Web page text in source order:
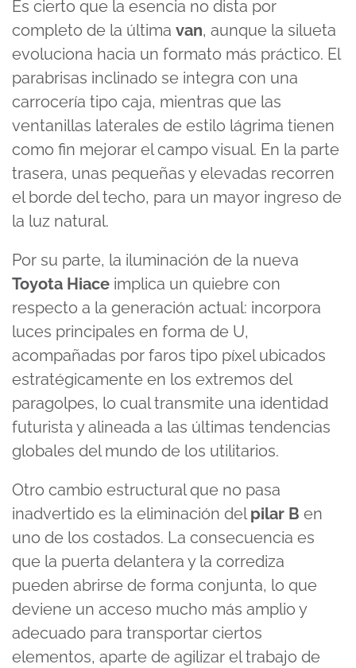
Es cierto que la esencia no dista por
completo de la última van, aunque la silueta
evoluciona hacia un formato más práctico. El
parabrisas inclinado se integra con una
carrocería tipo caja, mientras que las
ventanillas laterales de estilo lágrima tienen
como fin mejorar el campo visual. En la parte
trasera, unas pequeñas y elevadas recorren
el borde del techo, para un mayor ingreso de
la luz natural.
Por su parte, la iluminación de la nueva
Toyota Hiace implica un quiebre con
respecto a la generación actual: incorpora
luces principales en forma de U,
acompañadas por faros tipo píxel ubicados
estratégicamente en los extremos del
paragolpes, lo cual transmite una identidad
futurista y alineada a las últimas tendencias
globales del mundo de los utilitarios.
Otro cambio estructural que no pasa
inadvertido es la eliminación delpilar B en
uno de los costados. La consecuencia es
que la puerta delantera y la corrediza
pueden abrirse de forma conjunta, lo que
deviene un acceso mucho más amplio y
adecuado para transportar ciertos
elementos, aparte de agilizar el trabajo de